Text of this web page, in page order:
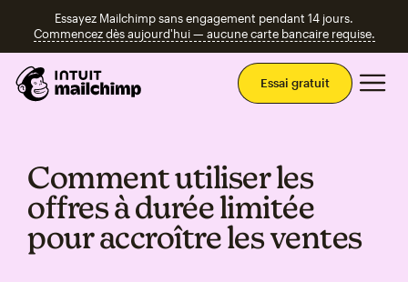
Essayez Mailchimp sans engagement pendant 14 jours.
Commencez dès aujourd'hui — aucune carte bancaire requise.
Essai gratuit
Comment utiliser les
offres à durée limitée
pour accroître les ventes